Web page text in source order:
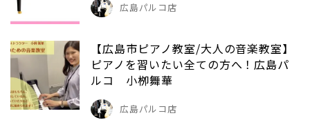
広島パルコ店
【広島市ピアノ教室/大人の音楽教室】
ピアノを習いたい全ての方へ！広島パ
ルコ 小栁舞華
広島パルコ店